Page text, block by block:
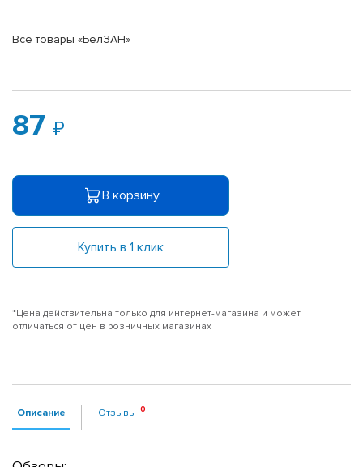
Все товары «БелЗАН»
87
В корзину
Купить в 1 клик
*Цена действительна только для интернет-магазина и может
отличаться от цен в розничных магазинах
Описание Отзывы